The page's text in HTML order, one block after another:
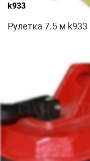
k933
Рулетка 7.5 м k933